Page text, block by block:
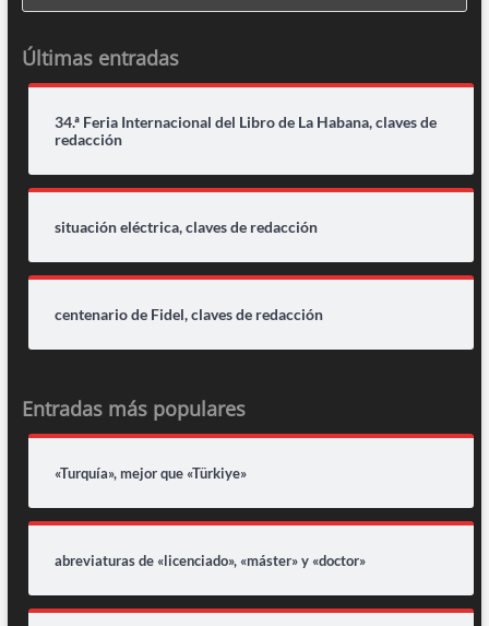
Últimas entradas
34.ª Feria Internacional del Libro de La Habana, claves de
redacción
situación eléctrica, claves de redacción
centenario de Fidel, claves de redacción
Entradas más populares
«Turquía», mejor que «Türkiye»
abreviaturas de «licenciado», «máster» y «doctor»